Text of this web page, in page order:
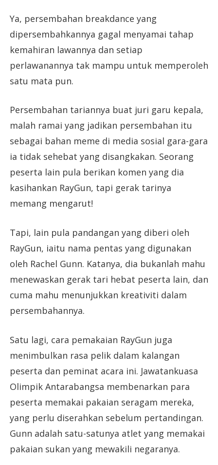
Ya, persembahan breakdance yang
dipersembahkannya gagal menyamai tahap
kemahiran lawannya dan setiap
perlawanannya tak mampu untuk memperoleh
satu mata pun.
Persembahan tariannya buat juri garu kepala,
malah ramai yang jadikan persembahan itu
sebagai bahan meme di media sosial gara-gara
ia tidak sehebat yang disangkakan. Seorang
peserta lain pula berikan komen yang dia
kasihankan RayGun, tapi gerak tarinya
memang mengarut!
Tapi, lain pula pandangan yang diberi oleh
RayGun, iaitu nama pentas yang digunakan
oleh Rachel Gunn. Katanya, dia bukanlah mahu
menewaskan gerak tari hebat peserta lain, dan
cuma mahu menunjukkan kreativiti dalam
persembahannya.
Satu lagi, cara pemakaian RayGun juga
menimbulkan rasa pelik dalam kalangan
peserta dan peminat acara ini. Jawatankuasa
Olimpik Antarabangsa membenarkan para
peserta memakai pakaian seragam mereka,
yang perlu diserahkan sebelum pertandingan.
Gunn adalah satu-satunya atlet yang memakai
pakaian sukan yang mewakili negaranya.